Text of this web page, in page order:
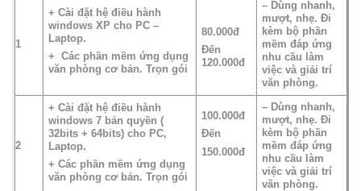
1
+ Cài đặt hệ điều hành
windows XP cho PC –
Laptop.
+ Các phần mềm ứng dụng
văn phòng cơ bản. Trọn gói
80.000đ
Đến
120.000đ
– Dùng nhanh,
mượt, nhẹ. Đi
kèm bộ phần
mềm đáp ứng
nhu cầu làm
việc và giải trí
văn phòng.
2
+ Cài đặt hệ điều hành
windows 7 bản quyền (
32bits + 64bits) cho PC,
Laptop.
+ Các phần mềm ứng dụng
văn phòng cơ bản. Trọn gói
100.000đ
Đến
150.000đ
– Dùng nhanh,
mượt, nhẹ. Đi
kèm bộ phần
mềm đáp ứng
nhu cầu làm
việc và giải trí
văn phòng.